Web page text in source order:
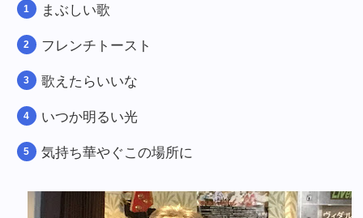
まぶしい歌
フレンチトースト
歌えたらいいな
いつか明るい光
気持ち華やぐこの場所に